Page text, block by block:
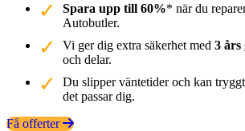
Spara upp till 60%* när du
Autobutler.
Vi ger dig extra säkerhet med 3 års
och delar.
Du slipper väntetider och kan tryggt
det passar dig.
Få offerter